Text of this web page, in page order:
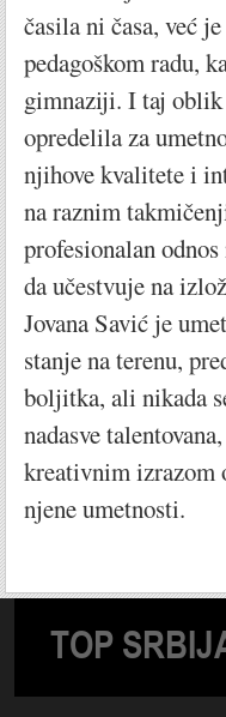
časila ni časa, već
pedagoškom radu,
gimnaziji. I taj oblik
opredelila za
njihove kvalitete i
na raznim
profesionalan
da učestvuje na
Jovana Savić je
stanje na terenu,
boljitka, ali nikada
nadasve
kreativnim izrazom
njene umetnosti.
TOP